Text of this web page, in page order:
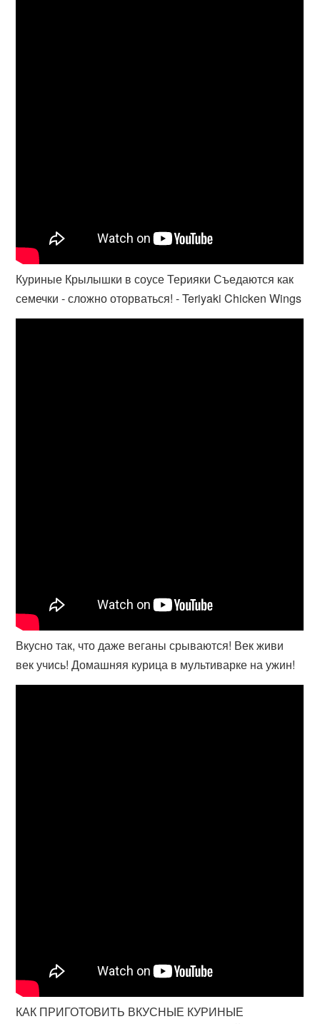
Куриные Крылышки в соусе Терияки Съедаются как
семечки - сложно оторваться! - Teriyaki Chicken Wings
Вкусно так, что даже веганы срываются! Век живи
век учись! Домашняя курица в мультиварке на ужин!
КАК ПРИГОТОВИТЬ ВКУСНЫЕ КУРИНЫЕ